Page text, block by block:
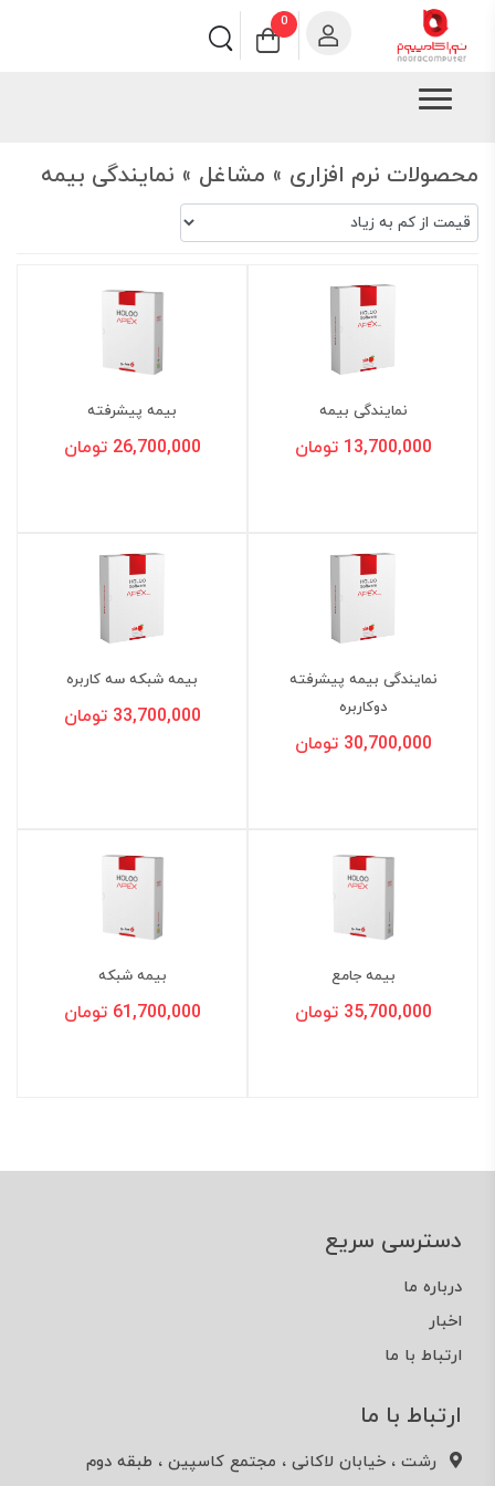
0
محصولات نرم افزاری » مشاغل » نمایندگی بیمه
نمایندگی بیمه
13,700,000 تومان
بیمه پیشرفته
26,700,000 تومان
نمایندگی بیمه پیشرفته
دوكاربره
30,700,000 تومان
بیمه شبکه سه کاربره
33,700,000 تومان
بیمه جامع
35,700,000 تومان
بیمه شبکه
61,700,000 تومان
دسترسی سریع
درباره ما
اخبار
ارتباط با ما
ارتباط با ما
رشت ، خیابان لاکانی ، مجتمع کاسپین ، طبقه دوم